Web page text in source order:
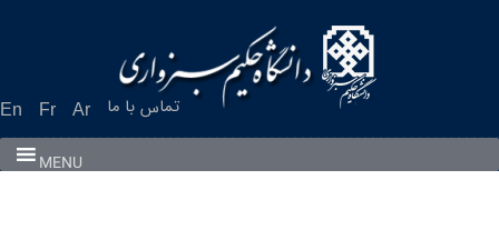
En Fr Ar تماس با ما
MENU